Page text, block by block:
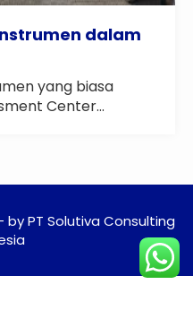
dalam
yang biasa
Center...
PT Solutiva Consulting